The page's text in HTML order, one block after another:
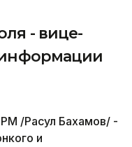
- вице-
/Расул Бахамов/ -
и